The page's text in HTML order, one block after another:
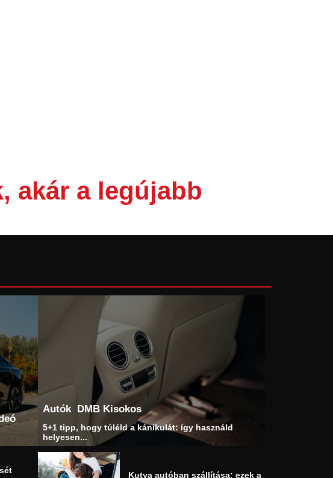
akár a legújabb
Autók DMB Kisokos
5+1 tipp, hogy túléld a kánikulát: így használd
helyesen...
Kutya autóban szállítása: ezek a